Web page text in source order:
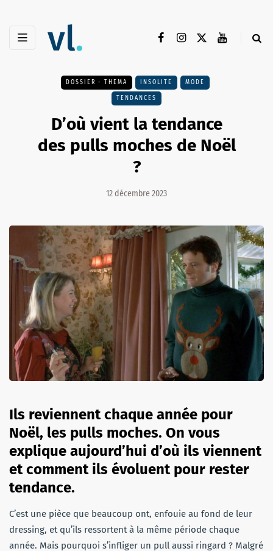
DOSSIER - THEMA INSOLITE MODE
TENDANCES
D’où vient la tendance
des pulls moches de Noël
?
12 décembre 2023
Ils reviennent chaque année pour
Noël, les pulls moches. On vous
explique aujourd’hui d’où ils viennent
et comment ils évoluent pour rester
tendance.
C’est une pièce que beaucoup ont, enfouie au fond de leur
dressing, et qu’ils ressortent à la même période chaque
année. Mais pourquoi s’infliger un pull aussi ringard ? Malgré